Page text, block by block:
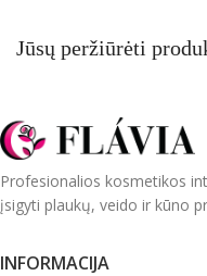
Jūsų peržiūrėti
Profesionalios kosmetikos
įsigyti plaukų, veido ir kūno
INFORMACIJA